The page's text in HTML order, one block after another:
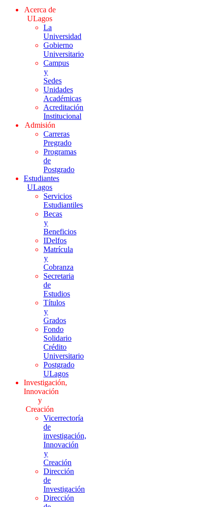
Acerca de
ULagos
La
Universidad
Gobierno
Universitario
Campus
y
Sedes
Unidades
Académicas
Acreditación
Institucional
Admisión
Carreras
Pregrado
Programas
de
Postgrado
Estudiantes
ULagos
Servicios
Estudiantiles
Becas
y
Beneficios
IDelfos
Matrícula
y
Cobranza
Secretaria
de
Estudios
Títulos
y
Grados
Fondo
Solidario
Crédito
Universitario
Postgrado
ULagos
Investigación,
Innovación
y
Creación
Vicerrectoría
de
investigación,
Innovación
y
Creación
Dirección
de
Investigación
Dirección